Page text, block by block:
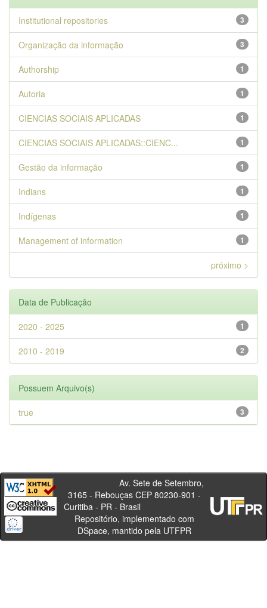
3
Institutional repositories
3
Organização da informação
1
Authorship
1
Autoria
1
CIENCIAS SOCIAIS APLICADAS
1
CIENCIAS SOCIAIS APLICADAS::CIENC...
1
Gestão da informação
1
Indians
1
Indígenas
1
Management of information
próximo >
Data de Publicação
1
2020 - 2025
2
2010 - 2019
Possuem Arquivo(s)
3
true
Av. Sete de Setembro,
3165 - Rebouças CEP 80230-901 -
Curitiba - PR - Brasil
Repositório, implementado com
DSpace, mantido pela UTFPR